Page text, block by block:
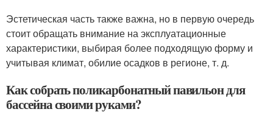
Эстетическая часть также важна, но в первую очередь
стоит обращать внимание на эксплуатационные
характеристики, выбирая более подходящую форму и
учитывая климат, обилие осадков в регионе, т. д.
Как собрать поликарбонатный павильон для
бассейна своими руками?